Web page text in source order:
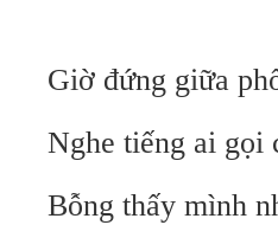
Giờ đứng giữa
Nghe tiếng ai gọi
Bỗng thấy mình